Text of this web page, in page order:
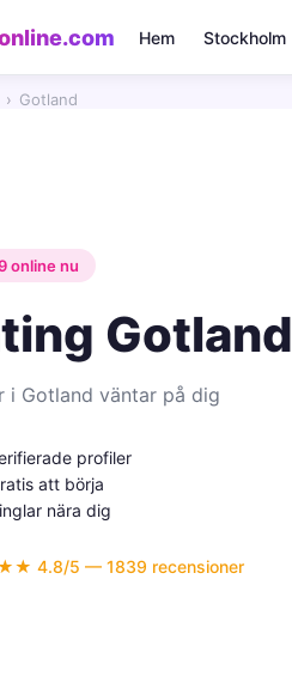
Hem Stockholm
› Gotland
online nu
Gotland
i Gotland väntar på dig
profiler
att börja
nära dig
4.8/5 — 1839 recensioner